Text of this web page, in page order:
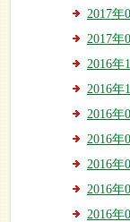
2017年
2017年
2016年
2016年
2016年
2016年
2016年
2016年
2016年